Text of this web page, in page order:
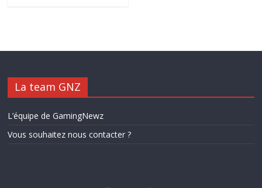
La team GNZ
L’équipe de GamingNewz
Vous souhaitez nous contacter ?